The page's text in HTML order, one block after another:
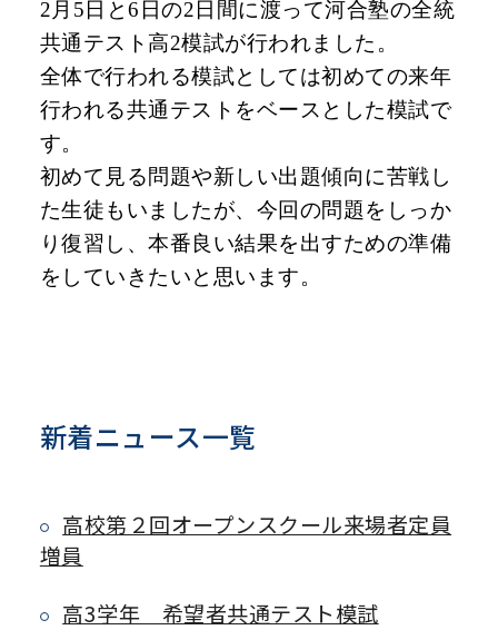
2 月 5日と6 日の2日間に渡って河合塾の全統
共通テスト高2模試が行われました。
全体で行われる模試としては初めての来年
行われる共通テストをベースとした模試で
す。
初めて見る問題や新しい出題傾向に苦戦し
た生徒もいましたが、今回の問題をしっか
り復習し、本番良い結果を出すための準備
をしていきたいと思います。
新着ニュース一覧
高校第２回オープンスクール来場者定員
増員
高3学年 希望者共通テスト模試